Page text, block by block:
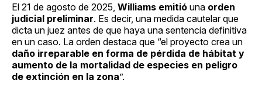
El 21 de agosto de 2025, Williams emitió una orden
judicial preliminar. Es decir, una medida cautelar que
dicta un juez antes de que haya una sentencia definitiva
en un caso. La orden destaca que “el proyecto crea un
daño irreparable en forma de pérdida de hábitat y
aumento de la mortalidad de especies en peligro
de extinción en la zona”.